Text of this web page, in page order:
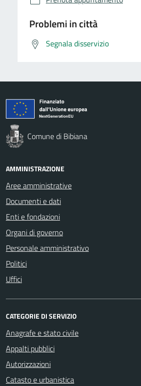
Problemi in città
Segnala disservizio
Comune di Bibiana
AMMINISTRAZIONE
Aree amministrative
Documenti e dati
Enti e fondazioni
Organi di governo
Personale amministrativo
Politici
Uffici
CATEGORIE DI SERVIZIO
Anagrafe e stato civile
Appalti pubblici
Autorizzazioni
Catasto e urbanistica